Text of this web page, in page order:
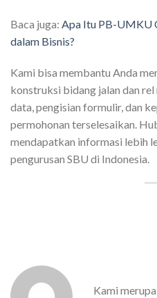
Baca juga: Apa Itu PB-UMKU
dalam Bisnis?
Kami bisa membantu Anda
konstruksi bidang jalan dan
data, pengisian formulir, dan
permohonan terselesaikan.
mendapatkan informasi lebih
pengurusan SBU di Indonesia.
Kami